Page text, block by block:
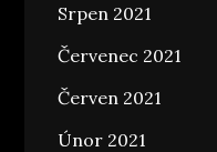
Srpen 2021
Červenec 2021
Červen 2021
Únor 2021